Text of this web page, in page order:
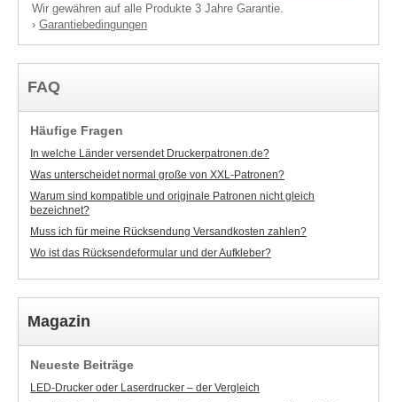
Wir gewähren auf alle Produkte 3 Jahre Garantie.
› Garantiebedingungen
FAQ
Häufige Fragen
In welche Länder versendet Druckerpatronen.de?
Was unterscheidet normal große von XXL-Patronen?
Warum sind kompatible und originale Patronen nicht gleich
bezeichnet?
Muss ich für meine Rücksendung Versandkosten zahlen?
Wo ist das Rücksendeformular und der Aufkleber?
Magazin
Neueste Beiträge
LED-Drucker oder Laserdrucker – der Vergleich